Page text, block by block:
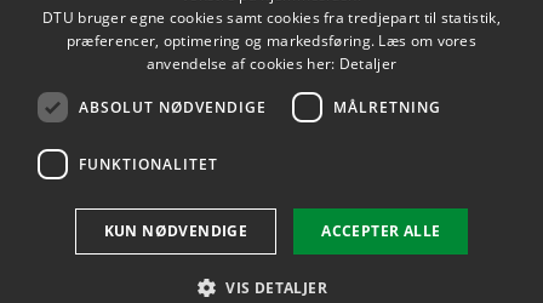
LINKEDIN
YOUTUBE
Tilgængelighedserklæring
ENGLISH
DTU bruger egne cookies samt cookies fra tredjepart til statistik,
præferencer, optimering og markedsføring. Læs om vores
anvendelse af cookies her: Detaljer
ABSOLUT NØDVENDIGE MÅLRETNING
FUNKTIONALITET
ACCEPTER ALLE
KUN NØDVENDIGE
VIS DETALJER